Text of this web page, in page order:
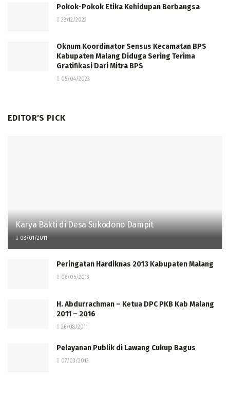
Pokok-Pokok Etika Kehidupan Berbangsa
28/12/2022
Oknum Koordinator Sensus Kecamatan BPS
Kabupaten Malang Diduga Sering Terima
Gratifikasi Dari Mitra BPS
05/04/2023
EDITOR'S PICK
Karya Bakti di Desa Sukodono Dampit
08/01/2011
Peringatan Hardiknas 2013 Kabupaten Malang
06/05/2013
H. Abdurrachman – Ketua DPC PKB Kab Malang
2011 – 2016
26/08/2011
Pelayanan Publik di Lawang Cukup Bagus
07/03/2013